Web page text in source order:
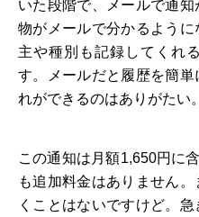
いた段階で、メールで通
物がメールで分かるよう
主や種別も記録してくれ
す。メールだと履歴を簡
れができるのはありがたい。
この通知は月額1,650円に
も追加料金はありません
くことはないですけど。